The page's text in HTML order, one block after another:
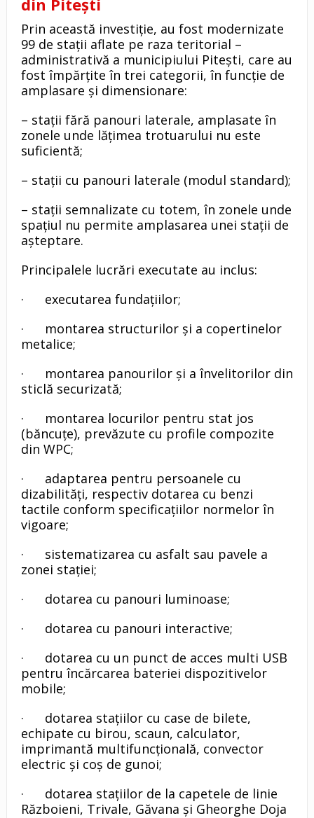
din Pitești
Prin această investiție, au fost modernizate
99 de stații aflate pe raza teritorial –
administrativă a municipiului Pitești, care au
fost împărțite în trei categorii, în funcție de
amplasare și dimensionare:
– stații fără panouri laterale, amplasate în
zonele unde lățimea trotuarului nu este
suficientă;
– stații cu panouri laterale (modul standard);
– stații semnalizate cu totem, în zonele unde
spațiul nu permite amplasarea unei stații de
așteptare.
Principalele lucrări executate au inclus:
· executarea fundațiilor;
· montarea structurilor și a copertinelor
metalice;
· montarea panourilor și a învelitorilor din
sticlă securizată;
· montarea locurilor pentru stat jos
(băncuțe), prevăzute cu profile compozite
din WPC;
· adaptarea pentru persoanele cu
dizabilități, respectiv dotarea cu benzi
tactile conform specificațiilor normelor în
vigoare;
· sistematizarea cu asfalt sau pavele a
zonei stației;
· dotarea cu panouri luminoase;
· dotarea cu panouri interactive;
· dotarea cu un punct de acces multi USB
pentru încărcarea bateriei dispozitivelor
mobile;
· dotarea stațiilor cu case de bilete,
echipate cu birou, scaun, calculator,
imprimantă multifuncțională, convector
electric și coș de gunoi;
· dotarea stațiilor de la capetele de linie
Războieni, Trivale, Găvana și Gheorghe Doja